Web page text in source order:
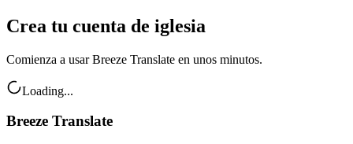
Crea tu cuenta de iglesia
Comienza a usar Breeze Translate en unos minutos.
Loading...
Breeze Translate